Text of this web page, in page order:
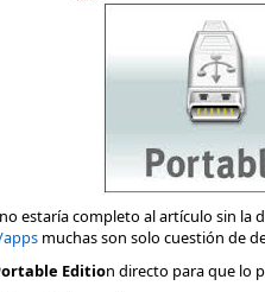
estaría completo al artículo sin la
muchas son solo cuestión de
Edition directo para que lo